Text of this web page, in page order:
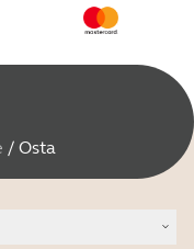
/ Osta